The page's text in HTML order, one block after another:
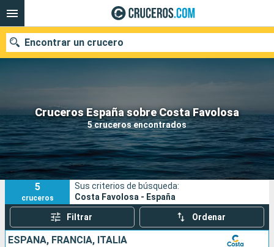
Cruceros España sobre Costa Favolosa
5 cruceros encontrados
Encontrar un crucero
Nuestros destinos
Fecha de salida
Puertos Compañías
Buscar
5
cruceros
Sus criterios de búsqueda:
Costa Favolosa - España
Filtrar Ordenar
ESPAÑA, FRANCIA, ITALIA